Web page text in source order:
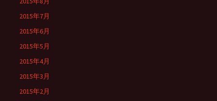
2015年7月
2015年6月
2015年5月
2015年4月
2015年3月
2015年2月